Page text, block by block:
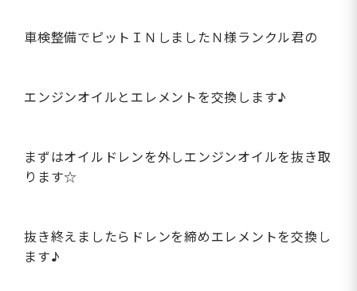
車検整備でピットＩＮしましたＮ様ランクル君の
エンジンオイルとエレメントを交換します♪
まずはオイルドレンを外しエンジンオイルを抜き取
ります☆
抜き終えましたらドレンを締めエレメントを交換し
ます♪